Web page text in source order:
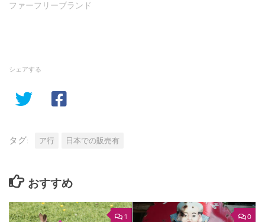
ファーフリーブランド
シェアする
タグ: ア行 日本での販売有
おすすめ
1 0